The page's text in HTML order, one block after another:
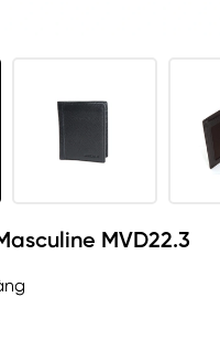
MVD22.3